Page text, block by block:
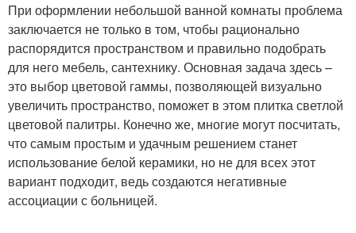
При оформлении небольшой ванной комнаты проблема
заключается не только в том, чтобы рационально
распорядится пространством и правильно подобрать
для него мебель, сантехнику. Основная задача здесь –
это выбор цветовой гаммы, позволяющей визуально
увеличить пространство, поможет в этом плитка светлой
цветовой палитры. Конечно же, многие могут посчитать,
что самым простым и удачным решением станет
использование белой керамики, но не для всех этот
вариант подходит, ведь создаются негативные
ассоциации с больницей.